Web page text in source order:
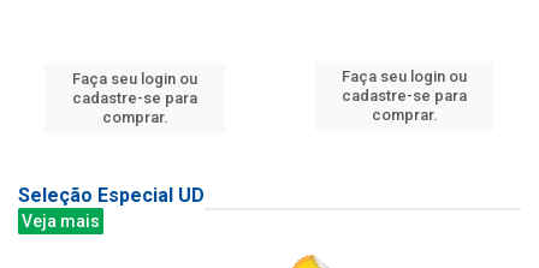
Faça seu login ou
cadastre-se para
comprar.
Faça seu login ou
cadastre-se para
comprar.
Seleção Especial UD
Veja mais